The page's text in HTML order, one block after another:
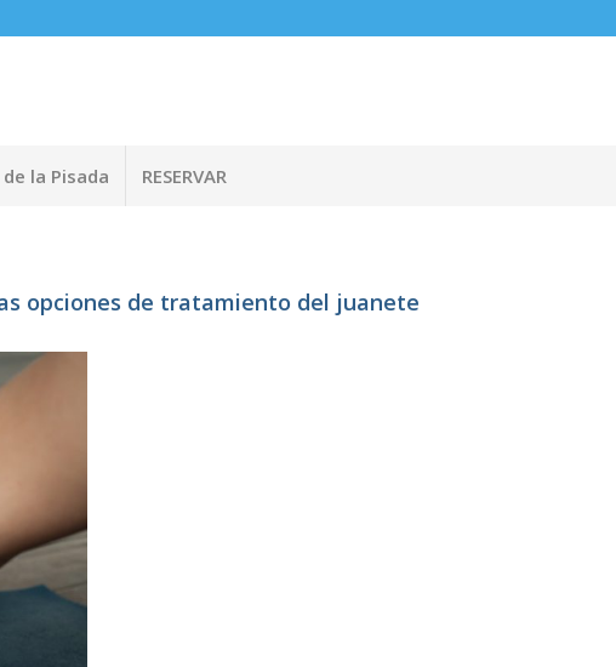
la Pisada RESERVAR
opciones de tratamiento del juanete